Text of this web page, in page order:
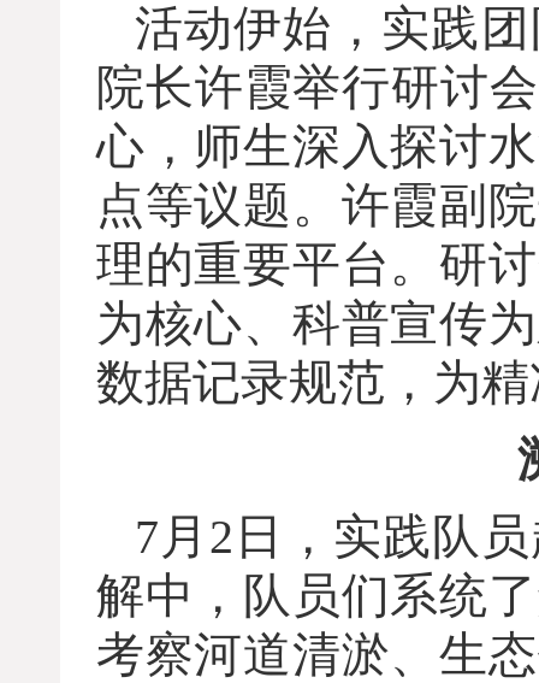
活动伊始，实践
院长许霞举行研讨
心，师生深入探讨
点等议题。许霞副
理的重要平台。研
为核心、科普宣传
数据记录规范，为
7月2日，实践队
解中，队员们系统
考察河道清淤、生